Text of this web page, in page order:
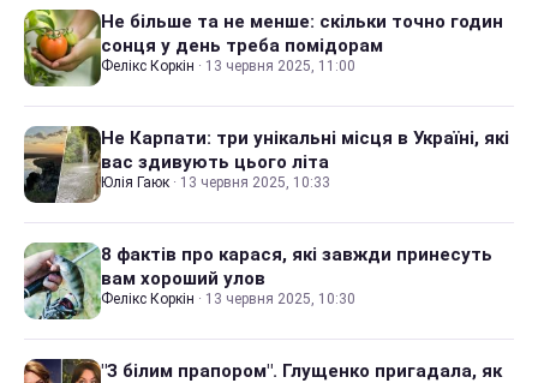
Не більше та не менше: скільки точно годин
сонця у день треба помідорам
Фелікс Коркін · 13 червня 2025, 11:00
Не Карпати: три унікальні місця в Україні, які
вас здивують цього літа
Юлія Гаюк · 13 червня 2025, 10:33
8 фактів про карася, які завжди принесуть
вам хороший улов
Фелікс Коркін · 13 червня 2025, 10:30
"З білим прапором". Глущенко пригадала, як